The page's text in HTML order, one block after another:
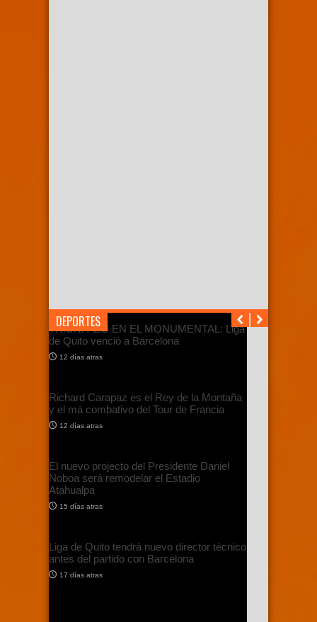
DEPORTES
TRIUNFAZO EN EL MONUMENTAL: Liga
de Quito venció a Barcelona
12 días atras
Richard Carapaz es el Rey de la Montaña
y el má combativo del Tour de Francia
12 días atras
El nuevo projecto del Presidente Daniel
Noboa será remodelar el Estadio
Atahualpa
15 días atras
Liga de Quito tendrá nuevo director técnico
antes del partido con Barcelona
17 días atras